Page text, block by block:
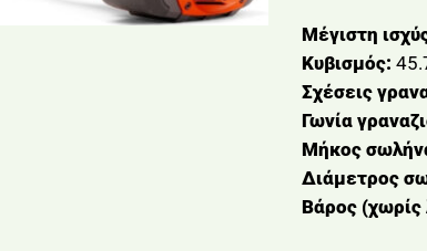
Μέγιστη
Κυβισμός:
Σχέσεις
Γωνία
Μήκος
Διάμετρος
Βάρος (χωρίς